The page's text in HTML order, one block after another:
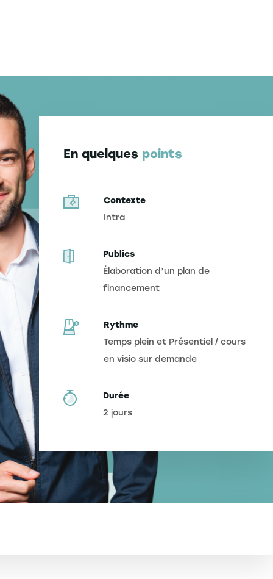
En quelques points
Contexte
Intra
Publics
Élaboration d’un plan de
financement
Rythme
Temps plein et Présentiel / cours
en visio sur demande
Durée
2 jours